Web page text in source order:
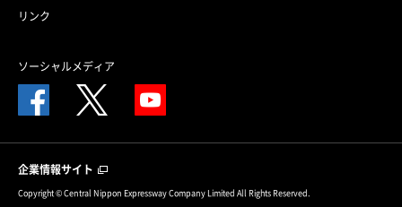
リンク
ソーシャルメディア
企業情報サイト
Copyright © Central Nippon Expressway Company Limited All Rights Reserved.